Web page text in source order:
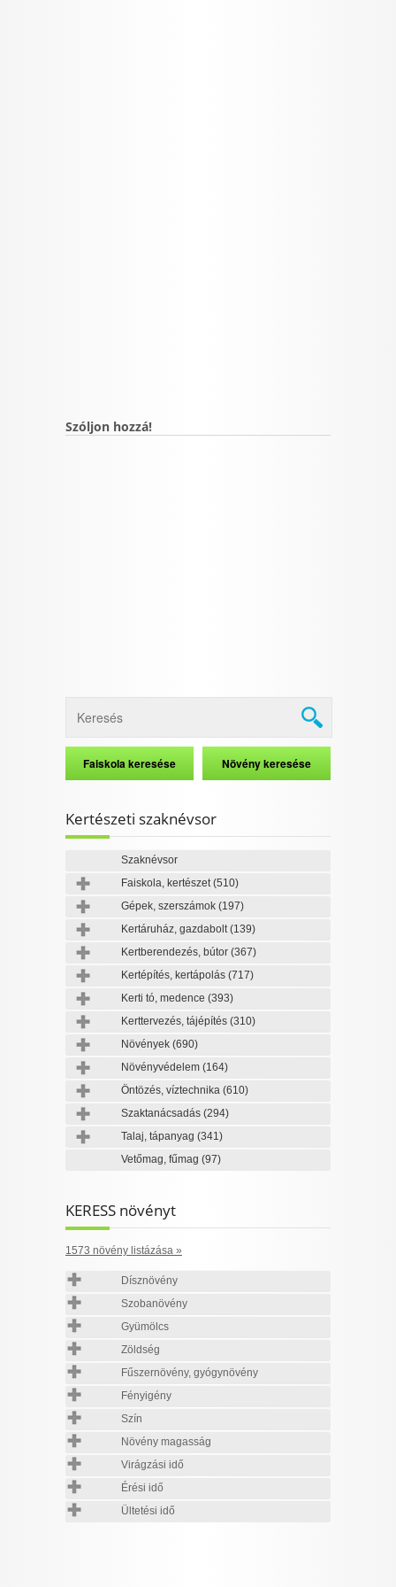
Szóljon hozzá!
Kertészeti szaknévsor
Szaknévsor
Faiskola, kertészet(510)
Gépek, szerszámok (197)
Kertáruház, gazdabolt(139)
Kertberendezés, bútor (367)
Kertépítés, kertápolás (717)
Kerti tó, medence (393)
Kerttervezés, tájépítés (310)
Növények (690)
Növényvédelem (164)
Öntözés, víztechnika (610)
Szaktanácsadás (294)
Talaj, tápanyag (341)
Vetőmag, fűmag (97)
KERESS növényt
1573 növény listázása »
Dísznövény
Szobanövény
Gyümölcs
Zöldség
Fűszernövény, gyógynövény
Fényigény
Szín
Növény magasság
Virágzási idő
Érési idő
Ültetési idő